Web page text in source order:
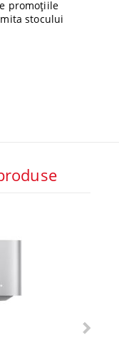
promoțiile
stocului